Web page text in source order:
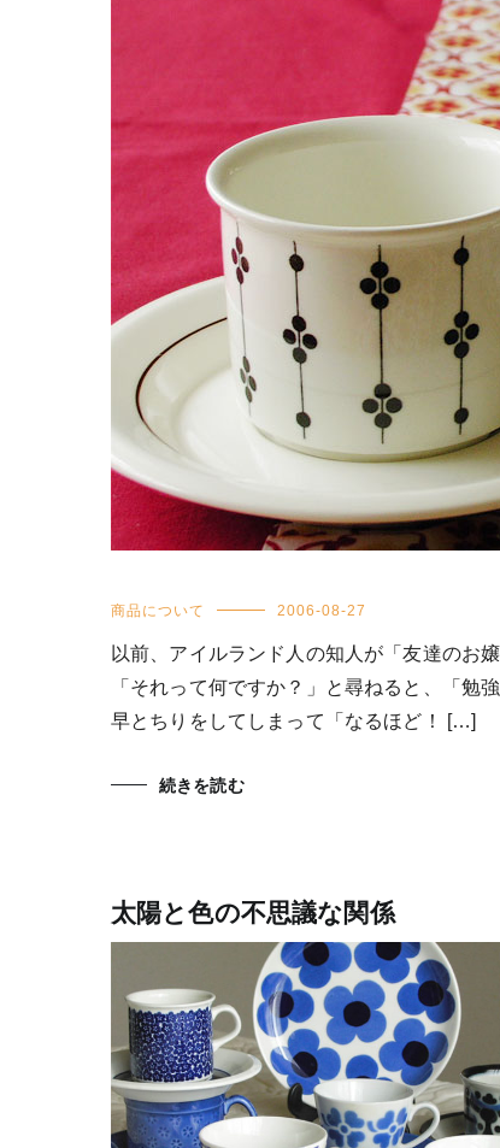
商品について 2006-08-27
以前、アイルランド人の知人が「友達のお
「それって何ですか？」と尋ねると、「勉
早とちりをしてしまって「なるほど！ […]
続きを読む
太陽と色の不思議な関係